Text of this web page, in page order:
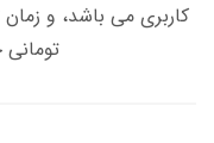
تومانی حداکثر 12